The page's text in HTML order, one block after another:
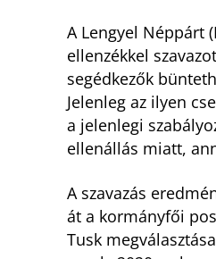
A Lengyel Néppárt
ellenzékkel
segédkezők
Jelenleg az ilyen
a jelenlegi
ellenállás miatt,
A szavazás
át a kormányfői
Tusk